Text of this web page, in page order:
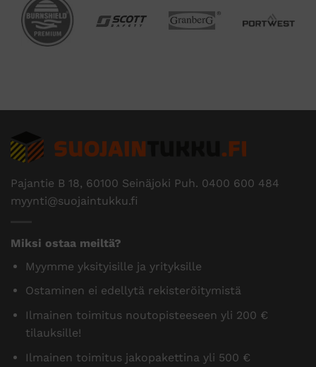
Pajantie B 18, 60100 Seinäjoki Puh. 0400 600 484
myynti@suojaintukku.fi
Miksi ostaa meiltä?
Myymme yksityisille ja yrityksille
Ostaminen ei edellytä rekisteröitymistä
Ilmainen toimitus noutopisteeseen yli 200 €
tilauksille!
Ilmainen toimitus jakopakettina yli 500 €